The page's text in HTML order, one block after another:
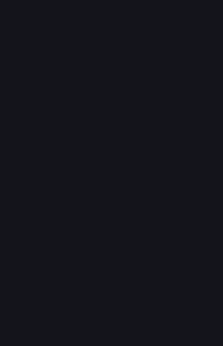
projeto de